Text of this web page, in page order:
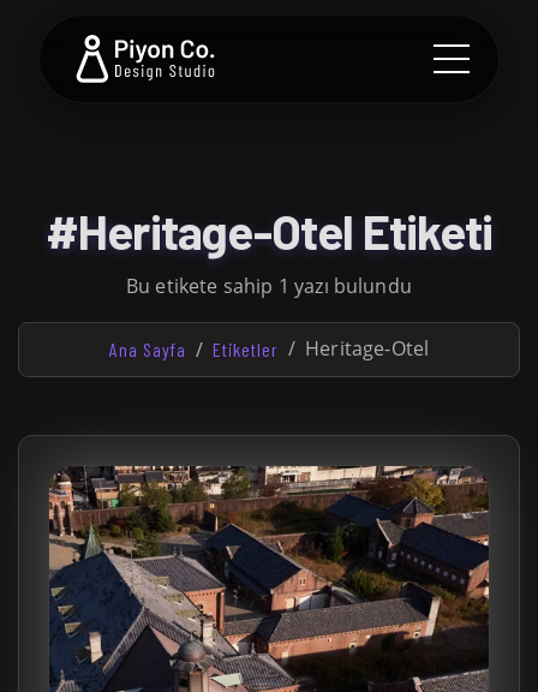
#Heritage-Otel Etiketi
Bu etikete sahip 1 yazı bulundu
Ana Sayfa Etiketler Heritage-Otel